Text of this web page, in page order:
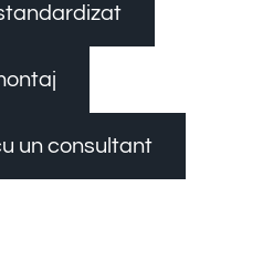
un consultant